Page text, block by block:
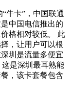
牛卡”，中国联通
中国电信推出的
格相对较低。 此
，让用户可以根
圳是流量多便宜
这是深圳最耳熟能
，该卡套餐包含